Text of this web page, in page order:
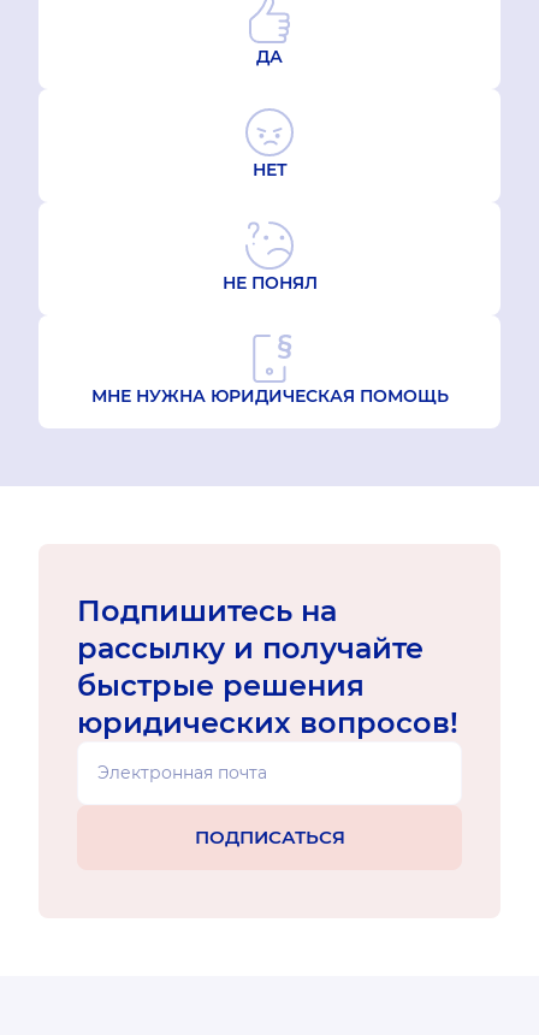
ДА
НЕТ
НЕ ПОНЯЛ
МНЕ НУЖНА ЮРИДИЧЕСКАЯ ПОМОЩЬ
Подпишитесь на
рассылку и получайте
быстрые решения
юридических вопросов!